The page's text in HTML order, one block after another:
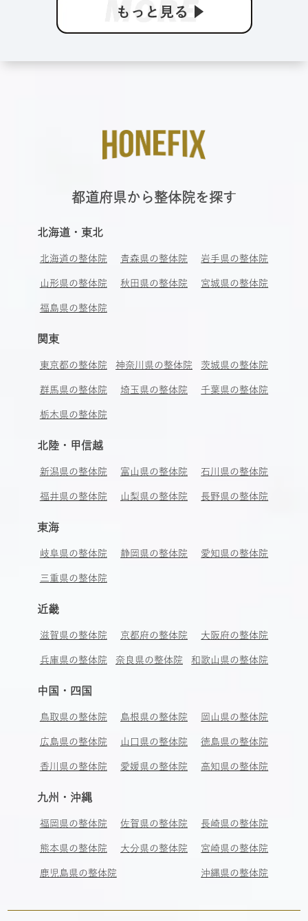
都道府県から整体院を探す
北海道・東北
北海道の整体院 青森県の整体院 岩手県の整体院
山形県の整体院 秋田県の整体院 宮城県の整体院
福島県の整体院
関東
東京都の整体院 神奈川県の整体院 茨城県の整体院
群馬県の整体院 埼玉県の整体院 千葉県の整体院
栃木県の整体院
北陸・甲信越
新潟県の整体院 富山県の整体院 石川県の整体院
福井県の整体院 山梨県の整体院 長野県の整体院
東海
岐阜県の整体院 静岡県の整体院 愛知県の整体院
三重県の整体院
近畿
滋賀県の整体院 京都府の整体院 大阪府の整体院
兵庫県の整体院 奈良県の整体院 和歌山県の整体院
中国・四国
鳥取県の整体院 島根県の整体院 岡山県の整体院
広島県の整体院 山口県の整体院 徳島県の整体院
香川県の整体院 愛媛県の整体院 高知県の整体院
九州・沖縄
福岡県の整体院 佐賀県の整体院 長崎県の整体院
熊本県の整体院 大分県の整体院 宮崎県の整体院
鹿児島県の整体院 沖縄県の整体院